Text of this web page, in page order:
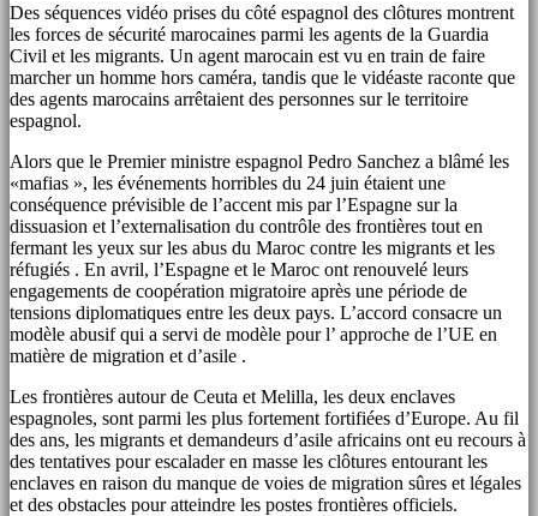
Des séquences vidéo prises du côté espagnol des clôtures montrent
les forces de sécurité marocaines parmi les agents de la Guardia
Civil et les migrants. Un agent marocain est vu en train de faire
marcher un homme hors caméra, tandis que le vidéaste raconte que
des agents marocains arrêtaient des personnes sur le territoire
espagnol.
Alors que le Premier ministre espagnol Pedro Sanchez a blâmé les
«mafias », les événements horribles du 24 juin étaient une
conséquence prévisible de l’accent mis par l’Espagne sur la
dissuasion et l’externalisation du contrôle des frontières tout en
fermant les yeux sur les abus du Maroc contre les migrants et les
réfugiés . En avril, l’Espagne et le Maroc ont renouvelé leurs
engagements de coopération migratoire après une période de
tensions diplomatiques entre les deux pays. L’accord consacre un
modèle abusif qui a servi de modèle pour l’ approche de l’UE en
matière de migration et d’asile .
Les frontières autour de Ceuta et Melilla, les deux enclaves
espagnoles, sont parmi les plus fortement fortifiées d’Europe. Au fil
des ans, les migrants et demandeurs d’asile africains ont eu recours à
des tentatives pour escalader en masse les clôtures entourant les
enclaves en raison du manque de voies de migration sûres et légales
et des obstacles pour atteindre les postes frontières officiels.